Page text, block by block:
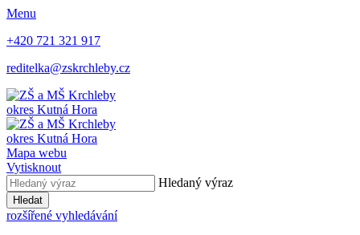
Menu
+420 721 321 917
reditelka@zskrchleby.cz
okres Kutná Hora
okres Kutná Hora
Mapa webu
Vytisknout
Hledaný výraz
Hledat
rozšířené vyhledávání